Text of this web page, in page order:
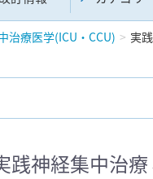
治療医学(ICU・CCU) 実
践神経集中治療